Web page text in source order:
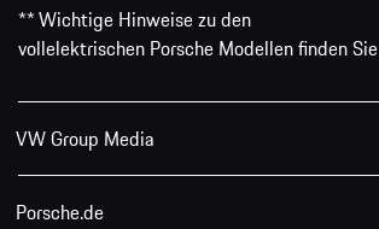
** Wichtige Hinweise zu den
vollelektrischen Porsche Modellen finden Sie
VW Group Media
Porsche.de